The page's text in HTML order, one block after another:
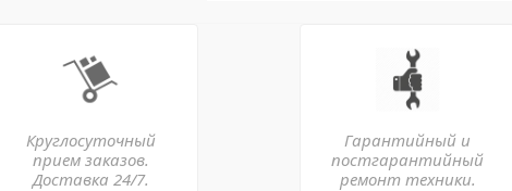
Круглосуточный
прием заказов.
Доставка 24/7.
Гарантийный и
постгарантийный
ремонт техники.